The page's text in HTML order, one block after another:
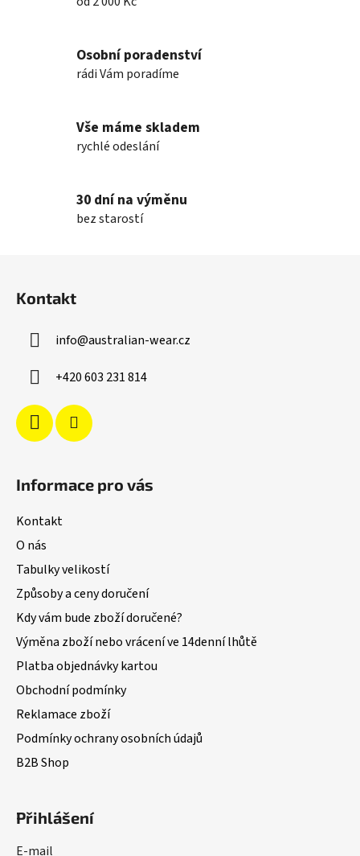
v
k
p
Osobní poradenství
rádi Vám poradíme
Vše máme skladem
rychlé odeslání
30 dní na výměnu
bez starostí
Kontakt
info@australian-wear.cz
+420 603 231 814
Informace pro vás
Kontakt
O nás
Tabulky velikostí
Způsoby a ceny doručení
Kdy vám bude zboží doručené?
Výměna zboží nebo vrácení ve 14denní lhůtě
Platba objednávky kartou
Obchodní podmínky
Reklamace zboží
Podmínky ochrany osobních údajů
B2B Shop
Přihlášení
E-mail